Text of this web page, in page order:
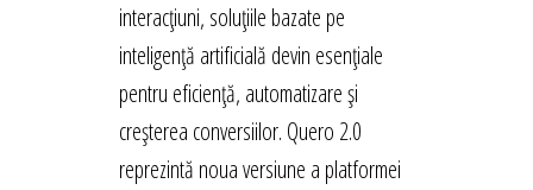
interacțiuni, soluțiile bazate pe
inteligență artificială devin esențiale
pentru eficiență, automatizare și
creșterea conversiilor. Quero 2.0
reprezintă noua versiune a platformei